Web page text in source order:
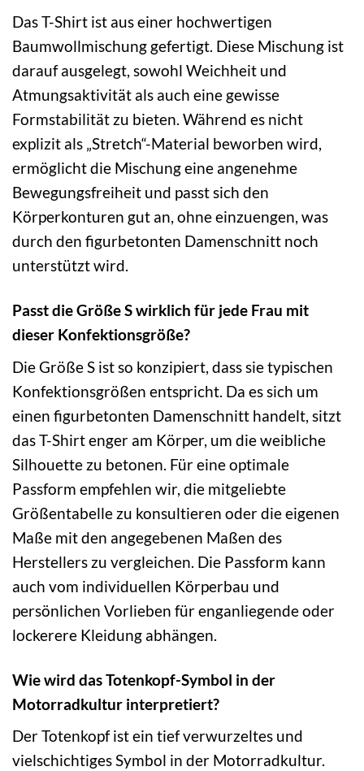
Das T-Shirt ist aus einer hochwertigen
Baumwollmischung gefertigt. Diese Mischung ist
darauf ausgelegt, sowohl Weichheit und
Atmungsaktivität als auch eine gewisse
Formstabilität zu bieten. Während es nicht
explizit als „Stretch“-Material beworben wird,
ermöglicht die Mischung eine angenehme
Bewegungsfreiheit und passt sich den
Körperkonturen gut an, ohne einzuengen, was
durch den figurbetonten Damenschnitt noch
unterstützt wird.
Passt die Größe S wirklich für jede Frau mit
dieser Konfektionsgröße?
Die Größe S ist so konzipiert, dass sie typischen
Konfektionsgrößen entspricht. Da es sich um
einen figurbetonten Damenschnitt handelt, sitzt
das T-Shirt enger am Körper, um die weibliche
Silhouette zu betonen. Für eine optimale
Passform empfehlen wir, die mitgeliebte
Größentabelle zu konsultieren oder die eigenen
Maße mit den angegebenen Maßen des
Herstellers zu vergleichen. Die Passform kann
auch vom individuellen Körperbau und
persönlichen Vorlieben für enganliegende oder
lockerere Kleidung abhängen.
Wie wird das Totenkopf-Symbol in der
Motorradkultur interpretiert?
Der Totenkopf ist ein tief verwurzeltes und
vielschichtiges Symbol in der Motorradkultur.